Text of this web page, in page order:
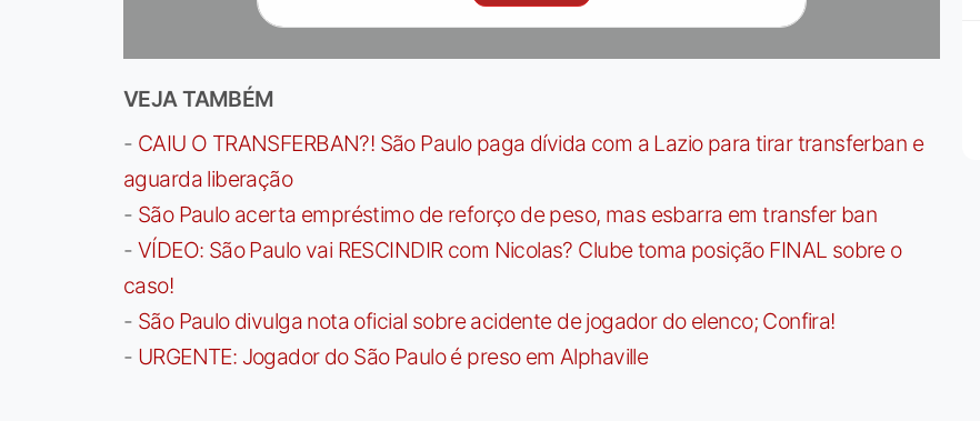
VEJA TAMBÉM
- CAIU O TRANSFERBAN?! São Paulo paga dívida com a Lazio para tirar transferban e
aguarda liberação
- São Paulo acerta empréstimo de reforço de peso, mas esbarra em transfer ban
- VÍDEO: São Paulo vai RESCINDIR com Nicolas? Clube toma posição FINAL sobre o
caso!
- São Paulo divulga nota oficial sobre acidente de jogador do elenco; Confira!
- URGENTE: Jogador do São Paulo é preso em Alphaville